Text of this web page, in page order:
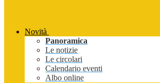
Novità
Panoramica
Le notizie
Le circolari
Calendario eventi
Albo online